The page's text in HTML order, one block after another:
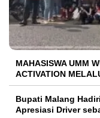
MAHASISWA UMM
ACTIVATION
Bupati Malang
Apresiasi Driver